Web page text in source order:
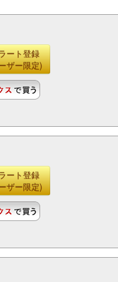
ート登録
ザー限定)
ート登録
ザー限定)